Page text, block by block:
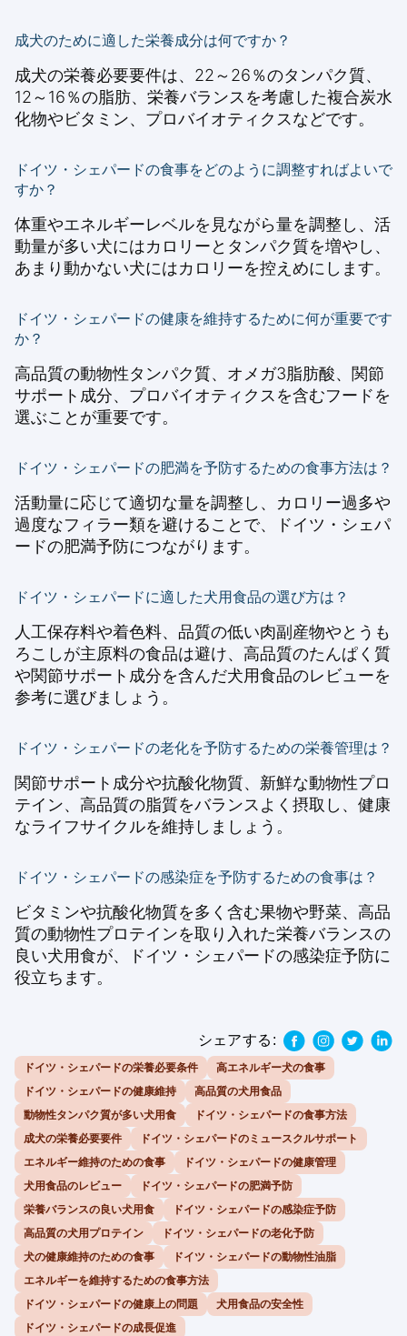
成犬のために適した栄養成分は何ですか？
成犬の栄養必要要件は、22～26％のタンパク質、
12～16％の脂肪、栄養バランスを考慮した複合炭水
化物やビタミン、プロバイオティクスなどです。
ドイツ・シェパードの食事をどのように調整すればよいで
すか？
体重やエネルギーレベルを見ながら量を調整し、活
動量が多い犬にはカロリーとタンパク質を増やし、
あまり動かない犬にはカロリーを控えめにします。
ドイツ・シェパードの健康を維持するために何が重要です
か？
高品質の動物性タンパク質、オメガ3脂肪酸、関節
サポート成分、プロバイオティクスを含むフードを
選ぶことが重要です。
ドイツ・シェパードの肥満を予防するための食事方法は？
活動量に応じて適切な量を調整し、カロリー過多や
過度なフィラー類を避けることで、ドイツ・シェパ
ードの肥満予防につながります。
ドイツ・シェパードに適した犬用食品の選び方は？
人工保存料や着色料、品質の低い肉副産物やとうも
ろこしが主原料の食品は避け、高品質のたんぱく質
や関節サポート成分を含んだ犬用食品のレビューを
参考に選びましょう。
ドイツ・シェパードの老化を予防するための栄養管理は？
関節サポート成分や抗酸化物質、新鮮な動物性プロ
テイン、高品質の脂質をバランスよく摂取し、健康
なライフサイクルを維持しましょう。
ドイツ・シェパードの感染症を予防するための食事は？
ビタミンや抗酸化物質を多く含む果物や野菜、高品
質の動物性プロテインを取り入れた栄養バランスの
良い犬用食が、ドイツ・シェパードの感染症予防に
役立ちます。
シェアする:
ドイツ・シェパードの栄養必要条件
高エネルギー犬の食事
ドイツ・シェパードの健康維持
高品質の犬用食品
動物性タンパク質が多い犬用食
ドイツ・シェパードの食事方法
成犬の栄養必要要件
ドイツ・シェパードのミュースクルサポート
エネルギー維持のための食事
ドイツ・シェパードの健康管理
犬用食品のレビュー
ドイツ・シェパードの肥満予防
栄養バランスの良い犬用食
ドイツ・シェパードの感染症予防
高品質の犬用プロテイン
ドイツ・シェパードの老化予防
犬の健康維持のための食事
ドイツ・シェパードの動物性油脂
エネルギーを維持するための食事方法
ドイツ・シェパードの健康上の問題
犬用食品の安全性
ドイツ・シェパードの成長促進